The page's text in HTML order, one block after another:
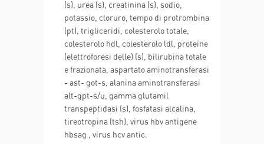
(s), urea (s), creatinina (s), sodio,
potassio, cloruro, tempo di protrombina
(pt), trigliceridi, colesterolo totale,
colesterolo hdl, colesterolo ldl, proteine
(elettroforesi delle) (s), bilirubina totale
e frazionata, aspartato aminotransferasi
- ast- got-s, alanina aminotransferasi
alt-gpt-s/u, gamma glutamil
transpeptidasi (s), fosfatasi alcalina,
tireotropina (tsh), virus hbv antigene
hbsag , virus hcv antic.